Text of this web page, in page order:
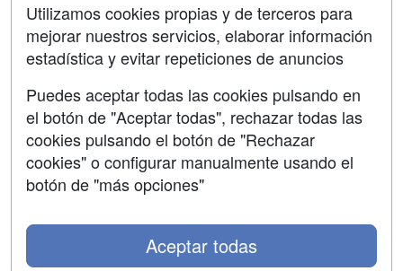
Grupo formazion:
Copyright 2000-2026 Formazion Web, S.L. - Calle
Utilizamos cookies propias y de terceros para
mejorar nuestros servicios, elaborar información
estadística y evitar repeticiones de anuncios
Puedes aceptar todas las cookies pulsando en
el botón de "Aceptar todas", rechazar todas las
cookies pulsando el botón de "Rechazar
cookies" o configurar manualmente usando el
botón de "más opciones"
Aceptar todas